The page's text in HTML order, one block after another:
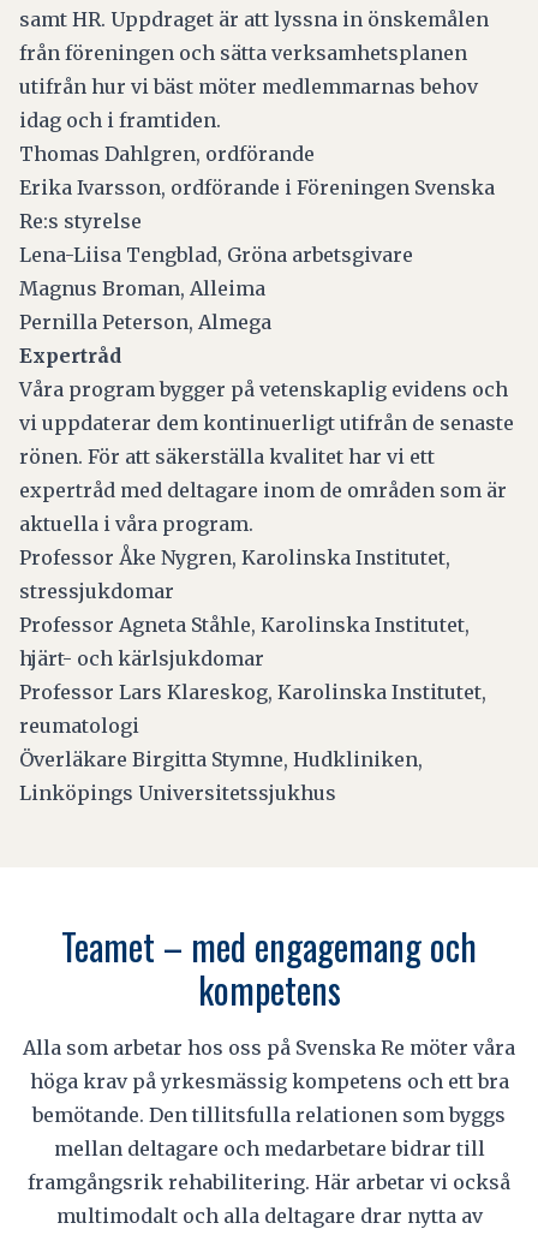
samt HR. Uppdraget är att lyssna in önskemålen
från föreningen och sätta verksamhetsplanen
utifrån hur vi bäst möter medlemmarnas behov
idag och i framtiden.
Thomas Dahlgren, ordförande
Erika Ivarsson, ordförande i Föreningen Svenska
Re:s styrelse
Lena-Liisa Tengblad, Gröna arbetsgivare
Magnus Broman, Alleima
Pernilla Peterson, Almega
Expertråd
Våra program bygger på vetenskaplig evidens och
vi uppdaterar dem kontinuerligt utifrån de senaste
rönen. För att säkerställa kvalitet har vi ett
expertråd med deltagare inom de områden som är
aktuella i våra program.
Professor Åke Nygren, Karolinska Institutet,
stressjukdomar
Professor Agneta Ståhle, Karolinska Institutet,
hjärt- och kärlsjukdomar
Professor Lars Klareskog, Karolinska Institutet,
reumatologi
Överläkare Birgitta Stymne, Hudkliniken,
Linköpings Universitetssjukhus
Teamet – med engagemang och
kompetens
Alla som arbetar hos oss på Svenska Re möter våra
höga krav på yrkesmässig kompetens och ett bra
bemötande. Den tillitsfulla relationen som byggs
mellan deltagare och medarbetare bidrar till
framgångsrik rehabilitering. Här arbetar vi också
multimodalt och alla deltagare drar nytta av